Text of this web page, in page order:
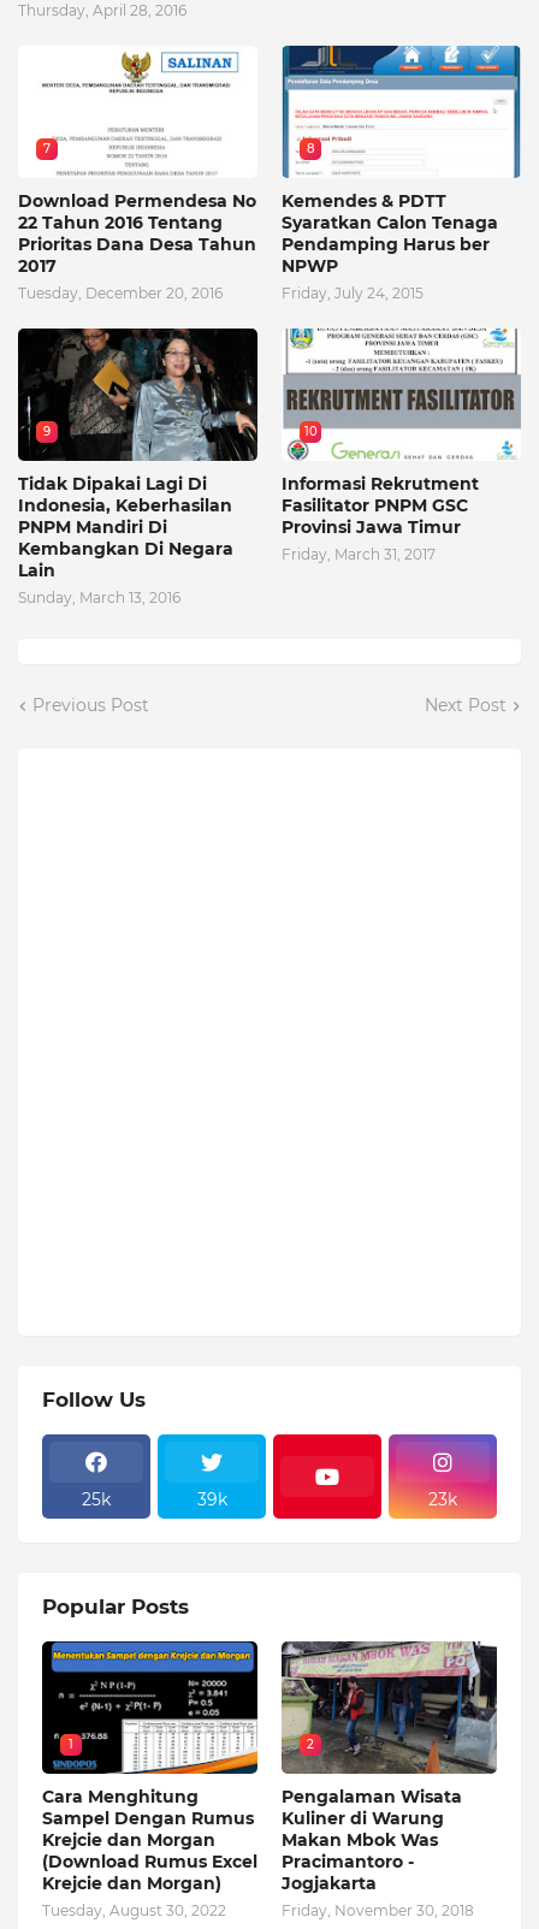
Thursday, April 28, 2016
7
Download Permendesa No
22 Tahun 2016 Tentang
Prioritas Dana Desa Tahun
2017
Tuesday, December 20, 2016
8
Kemendes & PDTT
Syaratkan Calon Tenaga
Pendamping Harus ber
NPWP
Friday, July 24, 2015
9
Tidak Dipakai Lagi Di
Indonesia, Keberhasilan
PNPM Mandiri Di
Kembangkan Di Negara
Lain
Sunday, March 13, 2016
10
Informasi Rekrutment
Fasilitator PNPM GSC
Provinsi Jawa Timur
Friday, March 31, 2017
Previous Post Next Post
Follow Us
25k 39k 23k
Popular Posts
1
Cara Menghitung
Sampel Dengan Rumus
Krejcie dan Morgan
(Download Rumus Excel
Krejcie dan Morgan)
Tuesday, August 30, 2022
2
Pengalaman Wisata
Kuliner di Warung
Makan Mbok Was
Pracimantoro -
Jogjakarta
Friday, November 30, 2018